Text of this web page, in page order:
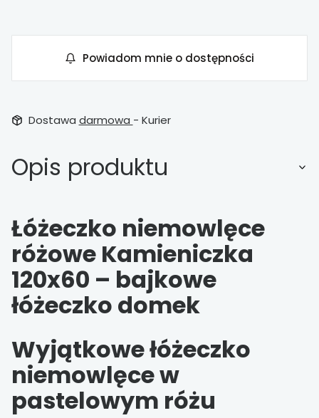
Powiadom mnie o dostępności
Dostawa darmowa - Kurier
Opis produktu
Łóżeczko niemowlęce
różowe Kamieniczka
120x60 – bajkowe
łóżeczko domek
Wyjątkowe łóżeczko
niemowlęce w
pastelowym różu